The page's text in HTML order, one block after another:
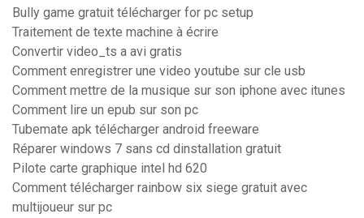
Bully game gratuit télécharger for pc setup
Traitement de texte machine à écrire
Convertir video_ts a avi gratis
Comment enregistrer une video youtube sur cle usb
Comment mettre de la musique sur son iphone avec itunes
Comment lire un epub sur son pc
Tubemate apk télécharger android freeware
Réparer windows 7 sans cd dinstallation gratuit
Pilote carte graphique intel hd 620
Comment télécharger rainbow six siege gratuit avec
multijoueur sur pc